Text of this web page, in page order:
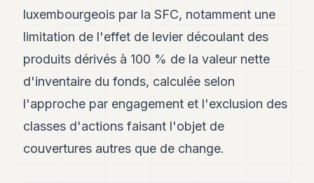
luxembourgeois par la SFC, notamment une
limitation de l'effet de levier découlant des
produits dérivés à 100 % de la valeur nette
d'inventaire du fonds, calculée selon
l'approche par engagement et l'exclusion des
classes d'actions faisant l'objet de
couvertures autres que de change.